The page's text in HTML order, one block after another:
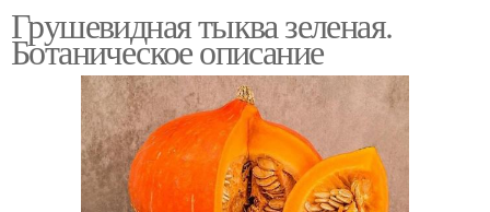
Грушевидная тыква зеленая.
Ботаническое описание